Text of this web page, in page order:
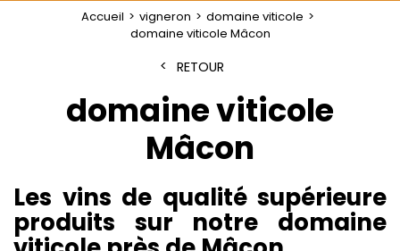
Accueil
vigneron
domaine viticole
domaine viticole Mâcon
RETOUR
domaine viticole
Mâcon
Les vins de qualité supérieure
produits sur notre domaine